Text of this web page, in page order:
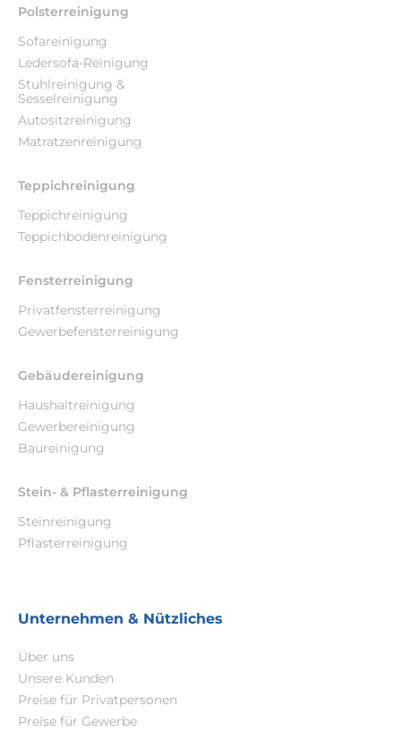
Polsterreinigung
Sofareinigung
Ledersofa-Reinigung
Stuhlreinigung &
Sesselreinigung
Autositzreinigung
Matratzenreinigung
Teppichreinigung
Teppichreinigung
Teppichbodenreinigung
Fensterreinigung
Privatfensterreinigung
Gewerbefensterreinigung
Gebäudereinigung
Haushaltreinigung
Gewerbereinigung
Baureinigung
Stein- & Pflasterreinigung
Steinreinigung
Pflasterreinigung
Unternehmen & Nützliches
Über uns
Unsere Kunden
Preise für Privatpersonen
Preise für Gewerbe